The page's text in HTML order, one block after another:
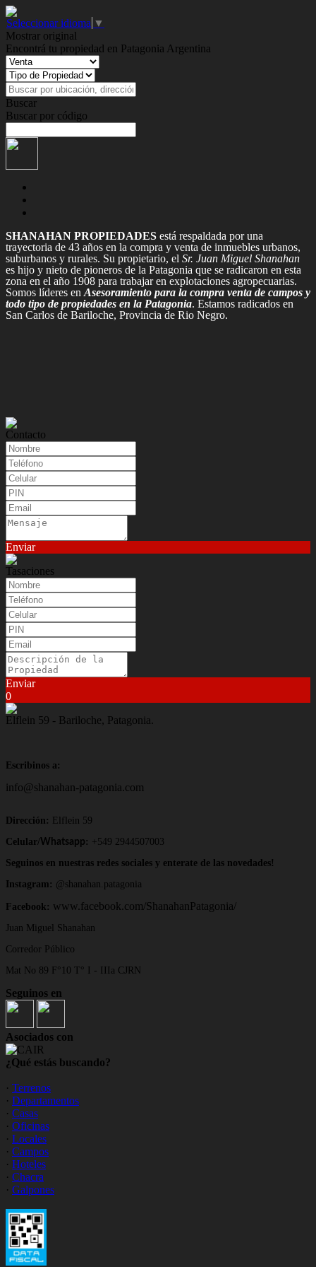
Seleccionar idioma ▼
Mostrar original
Encontrá tu propiedad en Patagonia Argentina
Buscar
Buscar por código
SHANAHAN PROPIEDADES está respaldada por una
trayectoria de 43 años en la compra y venta de inmuebles urbanos,
suburbanos y rurales. Su propietario, el Sr. Juan Miguel Shanahan
es hijo y nieto de pioneros de la Patagonia que se radicaron en esta
zona en el año 1908 para trabajar en explotaciones agropecuarias.
Somos líderes en Asesoramiento para la compra venta de campos y
todo tipo de propiedades en la Patagonia. Estamos radicados en
San Carlos de Bariloche, Provincia de Rio Negro.
Contacto
Enviar
Tasaciones
Enviar
0
Elflein 59 - Bariloche, Patagonia.
Escribinos a:
info@shanahan-patagonia.com
Dirección:
Elflein 59
Celular/Whatsapp : +549 2944507003
Seguinos en nuestras redes sociales y enterate de las novedades!
Instagram: @shanahan.patagonia
Facebook: www.facebook.com/ShanahanPatagonia/
Juan Miguel Shanahan
Corredor Público
Mat No 89 F°10 T° I - IIIa CJRN
Seguinos en
Asociados con
¿Qué estás buscando?
· Terrenos
· Departamentos
· Casas
· Oficinas
· Locales
· Campos
· Hoteles
· Chacra
· Galpones